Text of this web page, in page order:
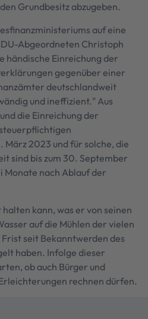
Grundbesitz abzugeben.
auf eine
Abgeordneten Christoph
händische Einreichung der
gegenüber einer
deutschlandweit
und ineffizient." Aus
die Einreichung der
März 2023 und für solche, die
sind bis zum 30. September
Monate nach Ablauf der
kann, was er von seinen
auf die Mühlen der vielen
seit Bekanntwerden des
haben. Infolge dieser
ob auch Bürger und
rechnen dürfen.